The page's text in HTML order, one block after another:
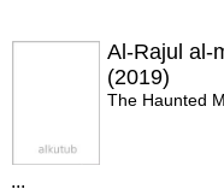
Al-Rajul al-
(2019)
The Haunted
...